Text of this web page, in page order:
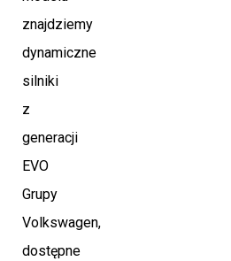
znajdziemy
dynamiczne
silniki
z
generacji
EVO
Grupy
Volkswagen,
dostępne